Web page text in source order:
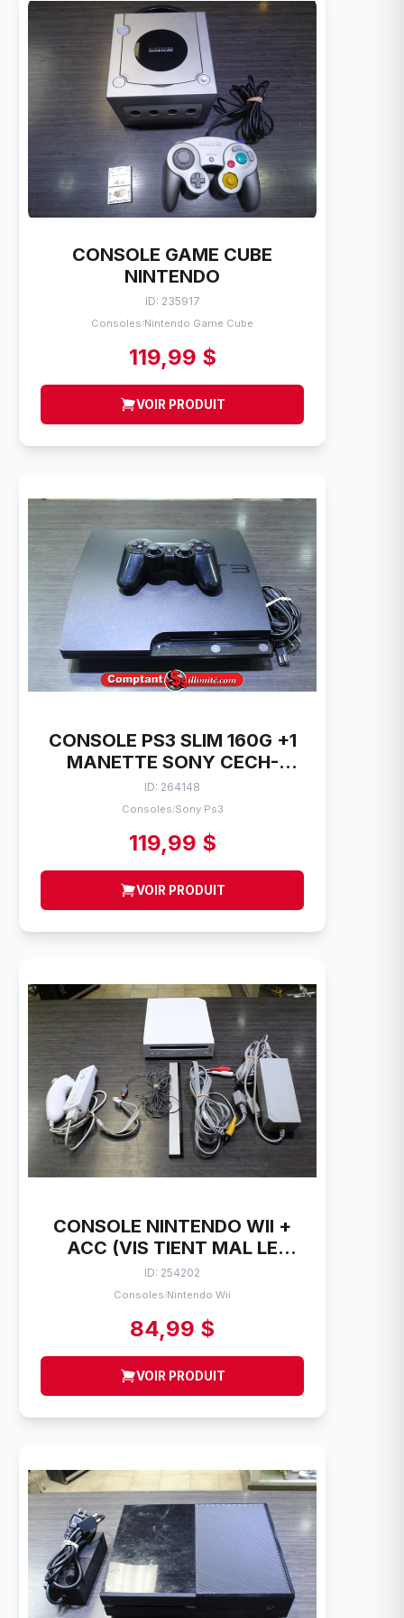
CONSOLE GAME CUBE
NINTENDO
ID: 235917
Consoles/Nintendo Game Cube
119,99 $
VOIR PRODUIT
CONSOLE PS3 SLIM 160G +1
MANETTE SONY CECH-
2501A
ID: 264148
Consoles/Sony Ps3
119,99 $
VOIR PRODUIT
CONSOLE NINTENDO WII +
ACC (VIS TIENT MAL LE
DESSOUS) RVL-001
ID: 254202
Consoles/Nintendo Wii
84,99 $
VOIR PRODUIT